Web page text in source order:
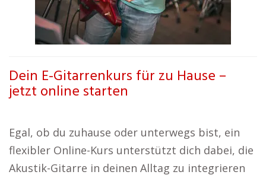
Dein E-Gitarrenkurs für zu Hause –
jetzt online starten
Egal, ob du zuhause oder unterwegs bist, ein
flexibler Online-Kurs unterstützt dich dabei, die
Akustik-Gitarre in deinen Alltag zu integrieren